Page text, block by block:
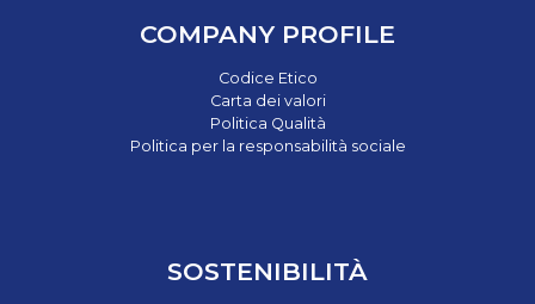
COMPANY PROFILE
Codice Etico
Carta dei valori
Politica Qualità
Politica per la responsabilità sociale
SOSTENIBILITÀ